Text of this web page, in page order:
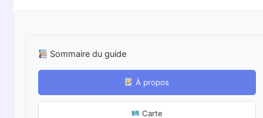
Sommaire du guide
À propos
Carte